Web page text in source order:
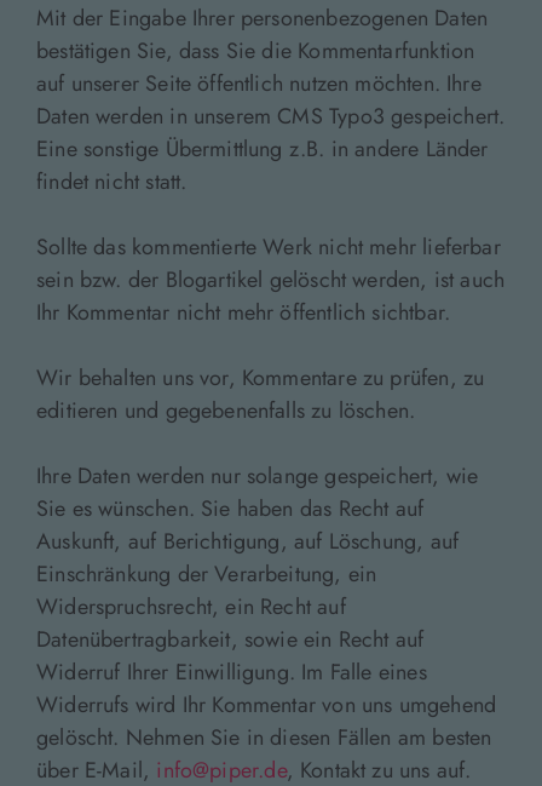
Mit der Eingabe Ihrer personenbezogenen Daten
bestätigen Sie, dass Sie die Kommentarfunktion
auf unserer Seite öffentlich nutzen möchten. Ihre
Daten werden in unserem CMS Typo3 gespeichert.
Eine sonstige Übermittlung z.B. in andere Länder
findet nicht statt.
Sollte das kommentierte Werk nicht mehr lieferbar
sein bzw. der Blogartikel gelöscht werden, ist auch
Ihr Kommentar nicht mehr öffentlich sichtbar.
Wir behalten uns vor, Kommentare zu prüfen, zu
editieren und gegebenenfalls zu löschen.
Ihre Daten werden nur solange gespeichert, wie
Sie es wünschen. Sie haben das Recht auf
Auskunft, auf Berichtigung, auf Löschung, auf
Einschränkung der Verarbeitung, ein
Widerspruchsrecht, ein Recht auf
Datenübertragbarkeit, sowie ein Recht auf
Widerruf Ihrer Einwilligung. Im Falle eines
Widerrufs wird Ihr Kommentar von uns umgehend
gelöscht. Nehmen Sie in diesen Fällen am besten
über E-Mail, info@piper.de, Kontakt zu uns auf.